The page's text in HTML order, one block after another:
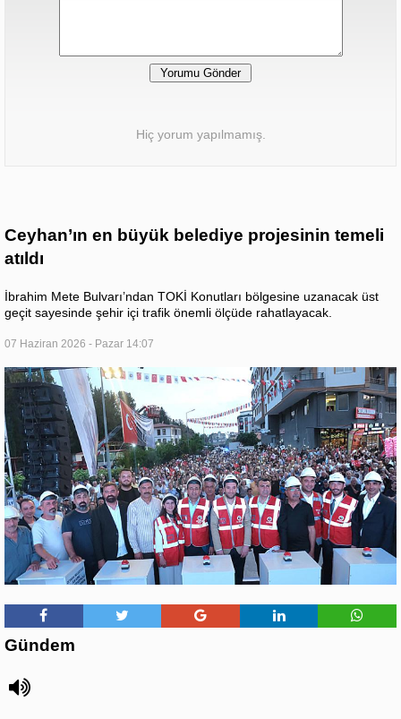
Hiç yorum yapılmamış.
Ceyhan’ın en büyük belediye projesinin temeli
atıldı
İbrahim Mete Bulvarı’ndan TOKİ Konutları bölgesine uzanacak üst
geçit sayesinde şehir içi trafik önemli ölçüde rahatlayacak.
07 Haziran 2026 - Pazar 14:07
Gündem